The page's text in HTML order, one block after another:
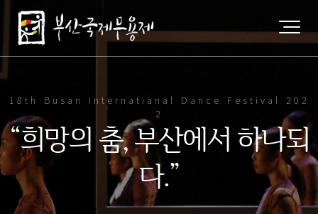
18th Busan Internatianal Dance Festival 202
2
“희망의 춤, 부산에서 하나되
다.”